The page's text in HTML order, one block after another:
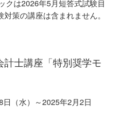
クは2026年5月短答式試験目
策の講座は含まれません。
士講座「特別奨学モ
（水）～2025年2月2日